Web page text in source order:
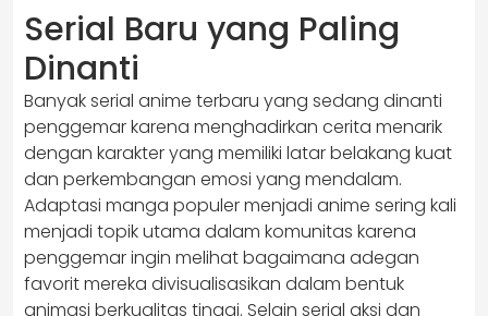
Serial Baru yang Paling
Dinanti
Banyak serial anime terbaru yang sedang dinanti
penggemar karena menghadirkan cerita menarik
dengan karakter yang memiliki latar belakang kuat
dan perkembangan emosi yang mendalam.
Adaptasi manga populer menjadi anime sering kali
menjadi topik utama dalam komunitas karena
penggemar ingin melihat bagaimana adegan
favorit mereka divisualisasikan dalam bentuk
animasi berkualitas tinggi. Selain serial aksi dan